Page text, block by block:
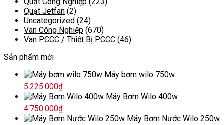
Quạt Jetfan (2)
Uncategorized (24)
Van Công Nghiệp (670)
Van PCCC / Thiết Bị PCCC (46)
Sản phẩm mới
Máy bơm wilo 750w
5.225.000₫
Máy Bơm Wilo 400w
4.750.000₫
Máy Bơm Nước Wilo 250w